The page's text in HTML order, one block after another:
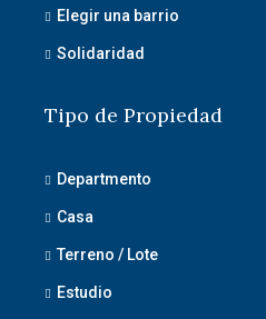
Elegir una barrio
Solidaridad
Tipo de Propiedad
Departmento
Casa
Terreno / Lote
Estudio